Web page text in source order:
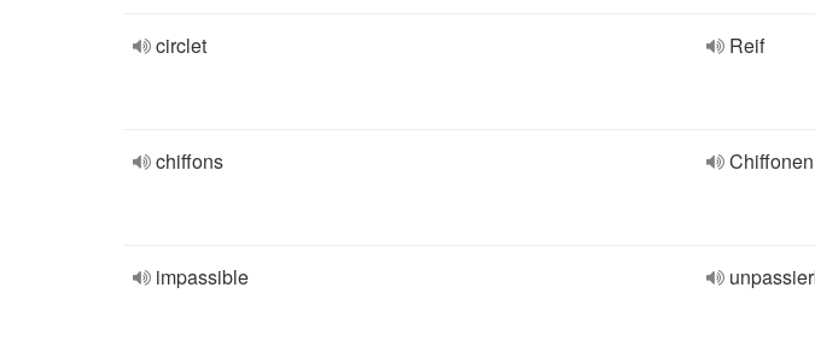
circlet Reif
chiffons Chiffonen
impassible